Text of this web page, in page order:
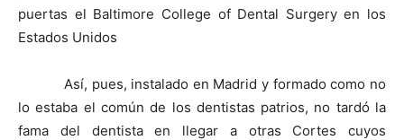
puertas el Baltimore College of Dental Surgery en los
Estados Unidos
Así, pues, instalado en Madrid y formado como no
lo estaba el común de los dentistas patrios, no tardó la
fama del dentista en llegar a otras Cortes cuyos